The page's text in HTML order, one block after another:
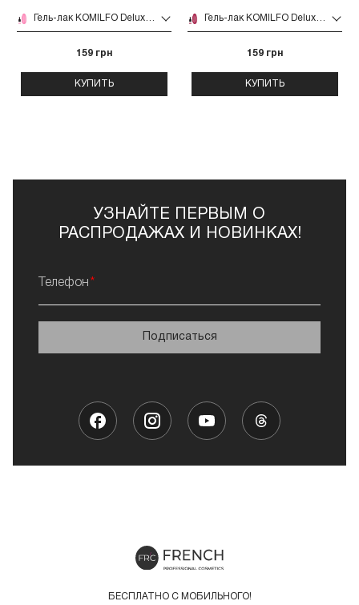
Гель-лак KOMILFO Deluxe Series 8 мл (040)
159 грн
КУПИТЬ
Гель-лак KOMILFO Deluxe Series 8 мл (093)
159 грн
КУПИТЬ
УЗНАЙТЕ ПЕРВЫМ О
РАСПРОДАЖАХ И НОВИНКАХ!
Телефон
Подписаться
БЕСПЛАТНО С МОБИЛЬНОГО!